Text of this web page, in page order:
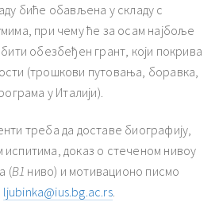
биће обављена у складу с
при чему ће за осам најбоље
обезбеђен грант, који покрива
(трошкови путовања, боравка,
у Италији).
треба да доставе биографију,
доказ о стеченом нивоу
(B1 ниво) и мотивационо писмо
ljubinka@ius.bg.ac.rs.